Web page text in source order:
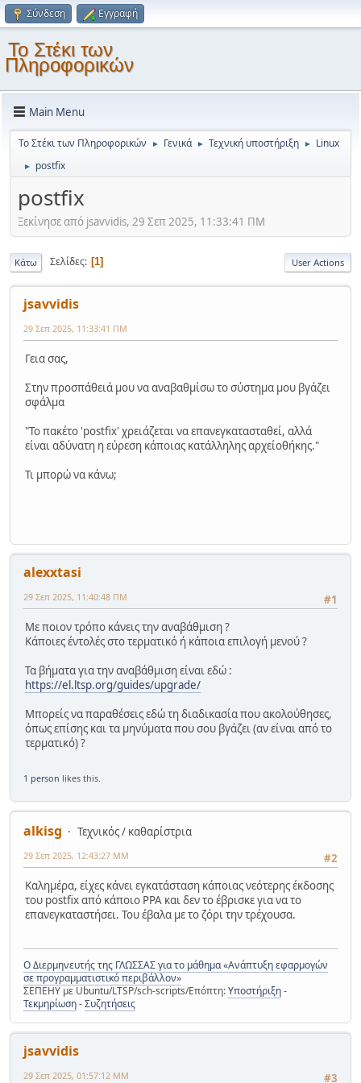
Σύνδεση Εγγραφή
Το Στέκι των
Πληροφορικών
Main Menu
Το Στέκι των Πληροφορικών ► Γενικά ► Τεχνική υποστήριξη ► Linux
► postfix
postfix
Ξεκίνησε από jsavvidis, 29 Σεπ 2025, 11:33:41 ΠΜ
Κάτω Σελίδες 1 User Actions
jsavvidis
29 Σεπ 2025, 11:33:41 ΠΜ
Γεια σας,
Στην προσπάθειά μου να αναβαθμίσω το σύστημα μου βγάζει
σφάλμα
"Το πακέτο 'postfix' χρειάζεται να επανεγκατασταθεί, αλλά
είναι αδύνατη η εύρεση κάποιας κατάλληλης αρχείοθήκης."
Τι μπορώ να κάνω;
alexxtasi
#1
29 Σεπ 2025, 11:40:48 ΠΜ
Με ποιον τρόπο κάνεις την αναβάθμιση ?
Κάποιες έντολές στο τερματικό ή κάποια επιλογή μενού ?
Τα βήματα για την αναβάθμιση είναι εδώ :
https://el.ltsp.org/guides/upgrade/
Μπορείς να παραθέσεις εδώ τη διαδικασία που ακολούθησες,
όπως επίσης και τα μηνύματα που σου βγάζει (αν είναι από το
τερματικό) ?
1 person likes this.
alkisg
Τεχνικός / καθαρίστρια
#2
29 Σεπ 2025, 12:43:27 ΜΜ
Καλημέρα, είχες κάνει εγκατάσταση κάποιας νεότερης έκδοσης
του postfix από κάποιο PPA και δεν το έβρισκε για να το
επανεγκαταστήσει. Του έβαλα με το ζόρι την τρέχουσα.
Ο Διερμηνευτής της ΓΛΩΣΣΑΣ για το μάθημα «Ανάπτυξη εφαρμογών
σε προγραμματιστικό περιβάλλον»
ΣΕΠΕΗΥ με Ubuntu/LTSP/sch-scripts/Επόπτη:Υποστήριξη-
Τεκμηρίωση-Συζητήσεις
jsavvidis
#3
29 Σεπ 2025, 01:57:12 ΜΜ